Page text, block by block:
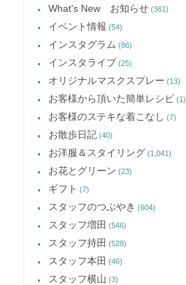
What's New お知らせ (361)
イベント情報 (54)
インスタグラム (86)
インスタライブ (25)
オリジナルマスクスプレー (13)
お客様から頂いた簡単レシピ (1)
お客様のステキな着こなし (7)
お散歩日記 (40)
お洋服＆スタイリング (1,041)
お花とグリーン (23)
ギフト (7)
スタッフのつぶやき (604)
スタッフ増田 (546)
スタッフ持田 (528)
スタッフ本田 (46)
スタッフ横山 (3)